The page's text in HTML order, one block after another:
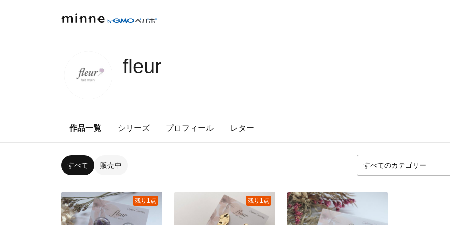
fleur
作品一覧 シリーズ プロフィール レター
すべて 販売中
残り1点 残り1点